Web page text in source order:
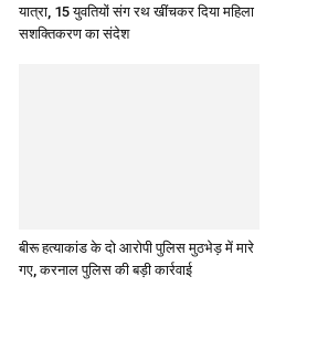
यात्रा, 15 युवतियों संग रथ खींचकर दिया महिला
सशक्तिकरण का संदेश
बीरू हत्याकांड के दो आरोपी पुलिस मुठभेड़ में मारे
गए, करनाल पुलिस की बड़ी कार्रवाई